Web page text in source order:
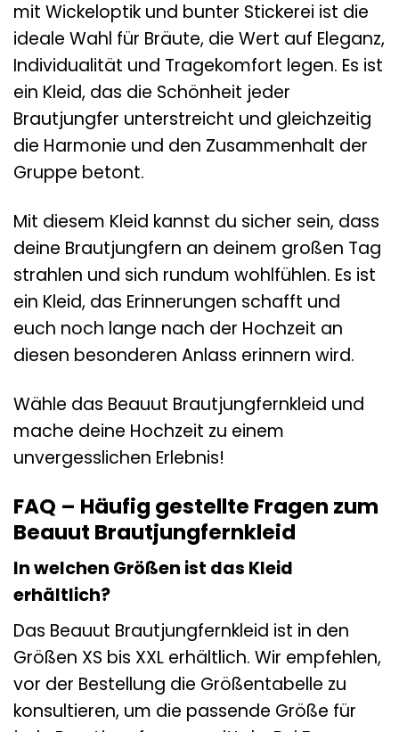
mit Wickeloptik und bunter Stickerei ist die
ideale Wahl für Bräute, die Wert auf Eleganz,
Individualität und Tragekomfort legen. Es ist
ein Kleid, das die Schönheit jeder
Brautjungfer unterstreicht und gleichzeitig
die Harmonie und den Zusammenhalt der
Gruppe betont.
Mit diesem Kleid kannst du sicher sein, dass
deine Brautjungfern an deinem großen Tag
strahlen und sich rundum wohlfühlen. Es ist
ein Kleid, das Erinnerungen schafft und
euch noch lange nach der Hochzeit an
diesen besonderen Anlass erinnern wird.
Wähle das Beauut Brautjungfernkleid und
mache deine Hochzeit zu einem
unvergesslichen Erlebnis!
FAQ – Häufig gestellte Fragen zum
Beauut Brautjungfernkleid
In welchen Größen ist das Kleid
erhältlich?
Das Beauut Brautjungfernkleid ist in den
Größen XS bis XXL erhältlich. Wir empfehlen,
vor der Bestellung die Größentabelle zu
konsultieren, um die passende Größe für